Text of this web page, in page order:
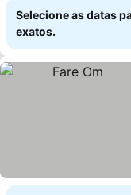
Selecione as datas
exatos.